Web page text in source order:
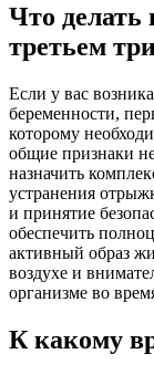
Что делать
третьем
Если у вас
беременности,
которому
общие признаки
назначить
устранения
и принятие
обеспечить
активный образ
воздухе и
организме во
К какому